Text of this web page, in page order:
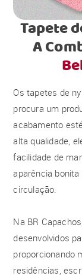
Tapete
A
Os tapetes de
procura um
acabamento
alta qualidade,
facilidade de
aparência
circulação.
Na BR
desenvolvidos
proporcionando
residências,